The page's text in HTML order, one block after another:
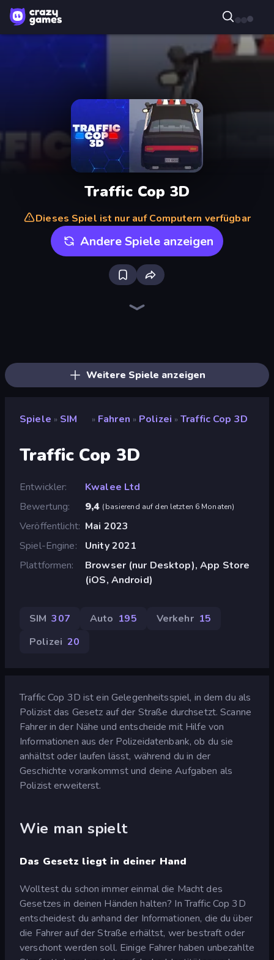
Traffic Cop 3D
Dieses Spiel ist nur auf Computern verfügbar
Andere Spiele anzeigen
Weitere Spiele anzeigen
Spiele » SIM » Fahren » Polizei » Traffic Cop 3D
Traffic Cop 3D
Entwickler
Kwalee Ltd
Bewertung
9,4 (basierend auf den letzten 6 Monaten)
Veröffentlicht Mai 2023
Spiel-Engine
Unity 2021
Plattformen
Browser (nur Desktop), App Store
(iOS, Android)
SIM 307 Auto 195 Verkehr 15
Polizei 20
Traffic Cop 3D ist ein Gelegenheitsspiel, in dem du als
Polizist das Gesetz auf der Straße durchsetzt. Scanne
Fahrer in der Nähe und entscheide mit Hilfe von
Informationen aus der Polizeidatenbank, ob du sie
anhältst oder laufen lässt, während du in der
Geschichte vorankommst und deine Aufgaben als
Polizist erweiterst.
Wie man spielt
Das Gesetz liegt in deiner Hand
Wolltest du schon immer einmal die Macht des
Gesetzes in deinen Händen halten? In Traffic Cop 3D
entscheidest du anhand der Informationen, die du über
die Fahrer auf der Straße erhältst, wer bestraft oder
verschont werden soll. Einige Fahrer haben unbezahlte